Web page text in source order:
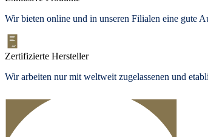
Wir bieten online und in unseren Filialen eine gute
Zertifizierte Hersteller
Wir arbeiten nur mit weltweit zugelassenen und